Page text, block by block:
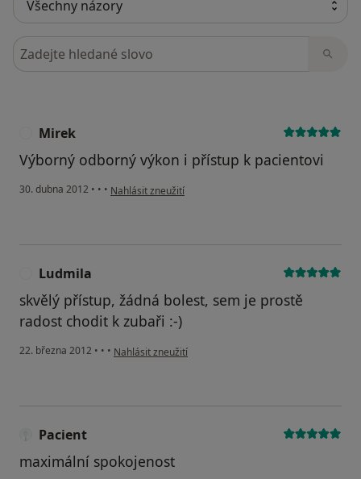
Hledejte v názorech
Mirek
Výborný odborný výkon i přístup k pacientovi
30. dubna 2012 • • • podle názoru uživatele Mirek
Nahlásit zneužití
Ludmila
skvělý přístup, žádná bolest, sem je prostě
radost chodit k zubaři :-)
22. března 2012 • • • podle názoru uživatele Ludmila
Nahlásit zneužití
Pacient
maximální spokojenost